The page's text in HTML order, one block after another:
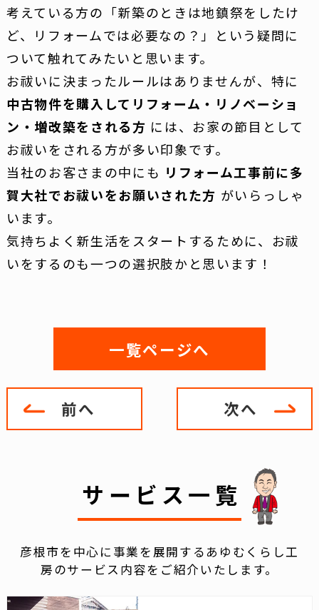
考えている方の「新築のときは地鎮祭をしたけ
ど、リフォームでは必要なの？」という疑問に
ついて触れてみたいと思います。
お祓いに決まったルールはありませんが、特に
中古物件を購入してリフォーム・リノベーショ
ン・増改築をされる方 には、お家の節目として
お祓いをされる方が多い印象です。
当社のお客さまの中にも リフォーム工事前に多
賀大社でお祓いをお願いされた方 がいらっしゃ
います。
気持ちよく新生活をスタートするために、お祓
いをするのも一つの選択肢かと思います！
前へ
一覧ページへ
次へ
サービス一覧
彦根市を中心に事業を展開するあゆむくらし工
房のサービス内容をご紹介いたします。